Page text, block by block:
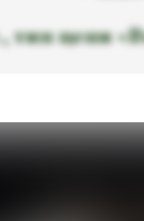
тип цепи